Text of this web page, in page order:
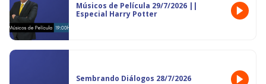
Músicos de Película 29/7/2026 ||
Especial Harry Potter
Sembrando Diálogos 28/7/2026